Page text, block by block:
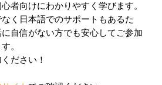
者向けにわかりやすく学びます。
く日本語でのサポートもあるた
自信がない方でも安心してご参加
。
ださい！